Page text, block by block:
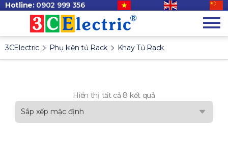
Hotline: 0902 999 356
3CElectric Phụ kiện tủ Rack Khay Tủ Rack
Hiển thị tất cả 8 kết quả